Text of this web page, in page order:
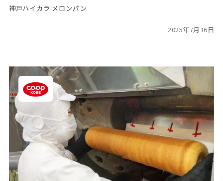
神戸ハイカラ メロンパン
2025年7月16日